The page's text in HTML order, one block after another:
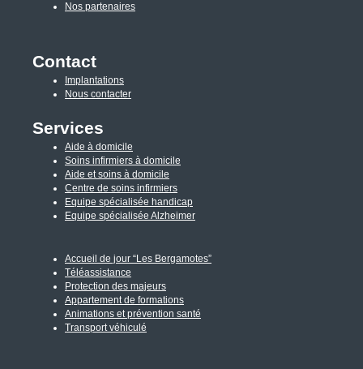
Nos partenaires
Contact
Implantations
Nous contacter
Services
Aide à domicile
Soins infirmiers à domicile
Aide et soins à domicile
Centre de soins infirmiers
Equipe spécialisée handicap
Equipe spécialisée Alzheimer
Accueil de jour “Les Bergamotes”
Téléassistance
Protection des majeurs
Appartement de formations
Animations et prévention santé
Transport véhiculé